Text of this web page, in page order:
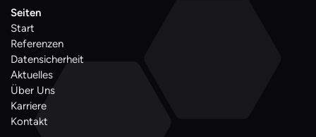
Seiten
Start
Referenzen
Datensicherheit
Aktuelles
Über Uns
Karriere
Kontakt